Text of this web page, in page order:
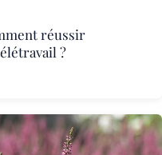
réussir
?